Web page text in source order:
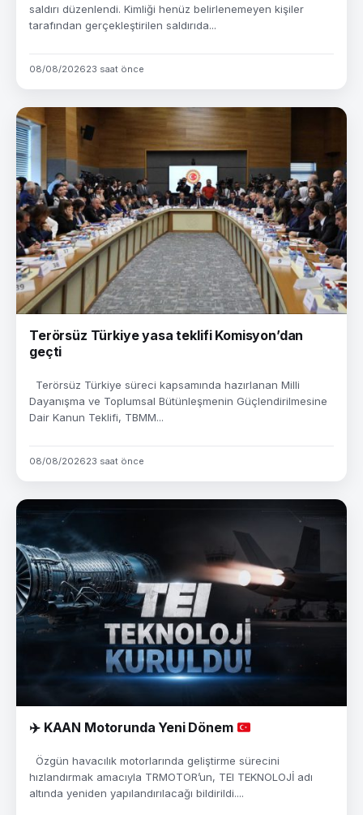
saldırı düzenlendi. Kimliği henüz belirlenemeyen kişiler
tarafından gerçekleştirilen saldırıda...
08/08/202623 saat önce
Terörsüz Türkiye yasa teklifi Komisyon’dan
geçti
Terörsüz Türkiye süreci kapsamında hazırlanan Milli
Dayanışma ve Toplumsal Bütünleşmenin Güçlendirilmesine
Dair Kanun Teklifi, TBMM...
08/08/202623 saat önce
✈️KAAN Motorunda Yeni Dönem
Özgün havacılık motorlarında geliştirme sürecini
hızlandırmak amacıyla TRMOTOR’un, TEI TEKNOLOJİ adı
altında yeniden yapılandırılacağı bildirildi....